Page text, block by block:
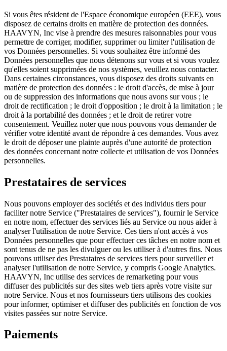
Si vous êtes résident de l'Espace économique européen (EEE), vous
disposez de certains droits en matière de protection des données.
HAAVYN, Inc vise à prendre des mesures raisonnables pour vous
permettre de corriger, modifier, supprimer ou limiter l'utilisation de
vos Données personnelles. Si vous souhaitez être informé des
Données personnelles que nous détenons sur vous et si vous voulez
qu'elles soient supprimées de nos systèmes, veuillez nous contacter.
Dans certaines circonstances, vous disposez des droits suivants en
matière de protection des données : le droit d'accès, de mise à jour
ou de suppression des informations que nous avons sur vous ; le
droit de rectification ; le droit d'opposition ; le droit à la limitation ; le
droit à la portabilité des données ; et le droit de retirer votre
consentement. Veuillez noter que nous pouvons vous demander de
vérifier votre identité avant de répondre à ces demandes. Vous avez
le droit de déposer une plainte auprès d'une autorité de protection
des données concernant notre collecte et utilisation de vos Données
personnelles.
Prestataires de services
Nous pouvons employer des sociétés et des individus tiers pour
faciliter notre Service ("Prestataires de services"), fournir le Service
en notre nom, effectuer des services liés au Service ou nous aider à
analyser l'utilisation de notre Service. Ces tiers n'ont accès à vos
Données personnelles que pour effectuer ces tâches en notre nom et
sont tenus de ne pas les divulguer ou les utiliser à d'autres fins. Nous
pouvons utiliser des Prestataires de services tiers pour surveiller et
analyser l'utilisation de notre Service, y compris Google Analytics.
HAAVYN, Inc utilise des services de remarketing pour vous
diffuser des publicités sur des sites web tiers après votre visite sur
notre Service. Nous et nos fournisseurs tiers utilisons des cookies
pour informer, optimiser et diffuser des publicités en fonction de vos
visites passées sur notre Service.
Paiements